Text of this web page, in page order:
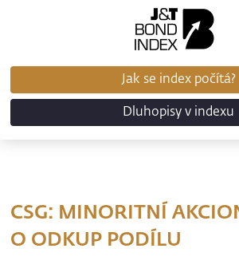
Jak se index počítá?
Dluhopisy v indexu
CSG: MINORITNÍ
O ODKUP PODÍLU